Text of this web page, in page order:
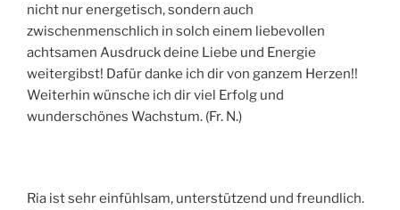
nicht nur energetisch, sondern auch
zwischenmenschlich in solch einem liebevollen
achtsamen Ausdruck deine Liebe und Energie
weitergibst! Dafür danke ich dir von ganzem Herzen!!
Weiterhin wünsche ich dir viel Erfolg und
wunderschönes Wachstum. (Fr. N.)
Ria ist sehr einfühlsam, unterstützend und freundlich.